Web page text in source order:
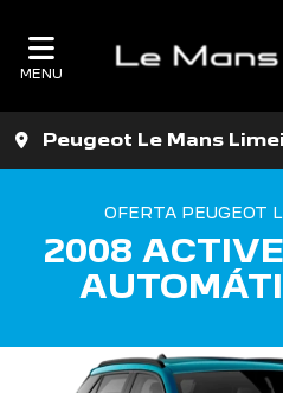
MENU
Peugeot Le Mans
OFERTA PEUGEOT
2008